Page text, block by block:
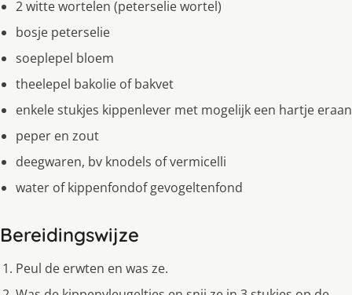
2 witte wortelen (peterselie wortel)
bosje peterselie
soeplepel bloem
theelepel bakolie of bakvet
enkele stukjes kippenlever met mogelijk een hartje eraan
peper en zout
deegwaren, bv knodels of vermicelli
water of kippenfondof gevogeltenfond
Bereidingswijze
Peul de erwten en was ze.